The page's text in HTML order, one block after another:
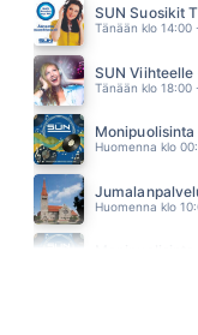
JÄTKÄN
MUTKATTOMAT
SUN Suosikit
Tänään klo 14:00
SUN
Tänään klo 18:00
Huomenna klo
Huomenna klo